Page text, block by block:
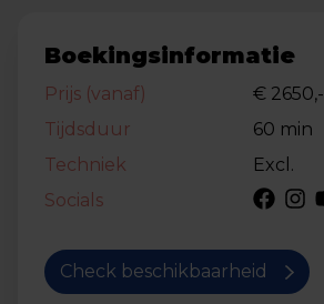
Boekingsinformatie
Prijs (vanaf)
€ 2650,-
Tijdsduur
60 min
Techniek
Excl.
Socials
Check beschikbaarheid